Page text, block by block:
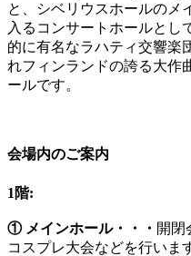
と、シベリウスホールのメ
入るコンサートホールとし
的に有名なラハティ交響楽
れフィンランドの誇る大作
ールです。
会場内のご案内
1階:
① メインホール・・・ 開閉
コスプレ大会などを行いま